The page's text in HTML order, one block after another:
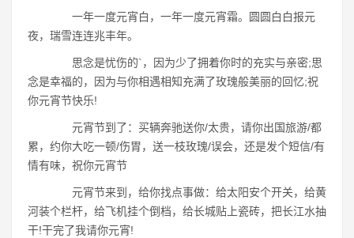
一年一度元宵白，一年一度元宵霜。圆圆白白报元
夜，瑞雪连连兆丰年。
思念是忧伤的`，因为少了拥着你时的充实与亲密;思
念是幸福的，因为与你相遇相知充满了玫瑰般美丽的回忆;祝
你元宵节快乐!
元宵节到了：买辆奔驰送你/太贵，请你出国旅游/都
累，约你大吃一顿/伤胃，送一枝玫瑰/误会，还是发个短信/有
情有味，祝你元宵节
元宵节来到，给你找点事做：给太阳安个开关，给黄
河装个栏杆，给飞机挂个倒档，给长城贴上瓷砖，把长江水抽
干!干完了我请你元宵!